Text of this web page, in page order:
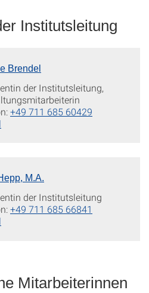
Institutsleitung
Brendel
der Institutsleitung,
+49 711 685 60429
M.A.
der Institutsleitung
+49 711 685 66841
Mitarbeiterinnen